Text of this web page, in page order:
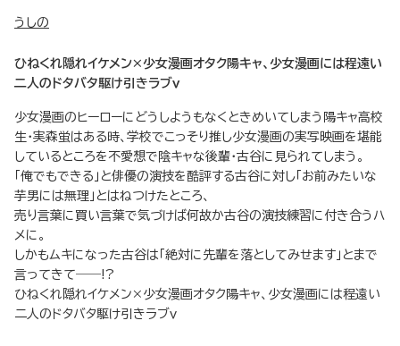
うしの
ひねくれ隠れイケメン×少女漫画オタク陽キャ、少女漫画には程遠い
二人のドタバタ駆け引きラブｖ
少女漫画のヒーローにどうしようもなくときめいてしまう陽キャ高校
生・実森蛍はある時、学校でこっそり推し少女漫画の実写映画を堪能
しているところを不愛想で陰キャな後輩・古谷に見られてしまう。
「俺でもできる」と俳優の演技を酷評する古谷に対し「お前みたいな
芋男には無理」とはねつけたところ、
売り言葉に買い言葉で気づけば何故か古谷の演技練習に付き合うハ
メに。
しかもムキになった古谷は「絶対に先輩を落としてみせます」とまで
言ってきて――!?
ひねくれ隠れイケメン×少女漫画オタク陽キャ、少女漫画には程遠い
二人のドタバタ駆け引きラブｖ